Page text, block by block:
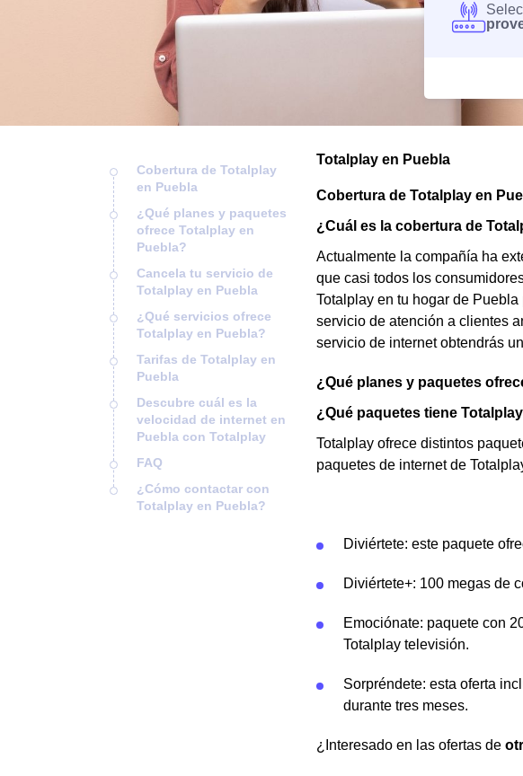
Cobertura de Totalplay
en Puebla
¿Qué planes y paquetes
ofrece Totalplay en
Puebla?
Cancela tu servicio de
Totalplay en Puebla
¿Qué servicios ofrece
Totalplay en Puebla?
Tarifas de Totalplay en
Puebla
Descubre cuál es la
velocidad de internet en
Puebla con Totalplay
FAQ
¿Cómo contactar con
Totalplay en Puebla?
Totalplay en Puebla
Cobertura de Totalplay en
¿Cuál es la cobertura de
Actualmente la compañía ha
que casi todos los
Totalplay en tu hogar de
servicio de atención a clientes
servicio de internet obtendrás
¿Qué planes y paquetes
¿Qué paquetes tiene
Totalplay ofrece distintos
paquetes de internet de
Diviértete: este paquete
Diviértete+: 100 megas de
Emociónate: paquete con
Totalplay televisión.
Sorpréndete: esta oferta
durante tres meses.
¿Interesado en las ofertas de